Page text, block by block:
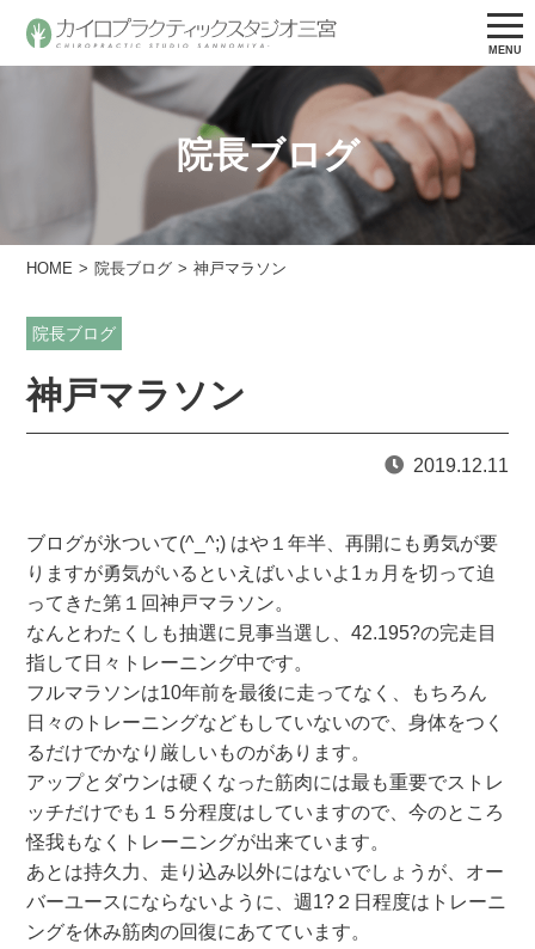
院長ブログ
HOME 院長ブログ 神戸マラソン
院長ブログ
神戸マラソン
2019.12.11
ブログが氷ついて(^_^;) はや１年半、再開にも勇気が要
りますが勇気がいるといえばいよいよ1ヵ月を切って迫
ってきた第１回神戸マラソン。
なんとわたくしも抽選に見事当選し、42.195?の完走目
指して日々トレーニング中です。
フルマラソンは10年前を最後に走ってなく、もちろん
日々のトレーニングなどもしていないので、身体をつく
るだけでかなり厳しいものがあります。
アップとダウンは硬くなった筋肉には最も重要でストレ
ッチだけでも１５分程度はしていますので、今のところ
怪我もなくトレーニングが出来ています。
あとは持久力、走り込み以外にはないでしょうが、オー
バーユースにならないように、週1?２日程度はトレーニ
ングを休み筋肉の回復にあてています。